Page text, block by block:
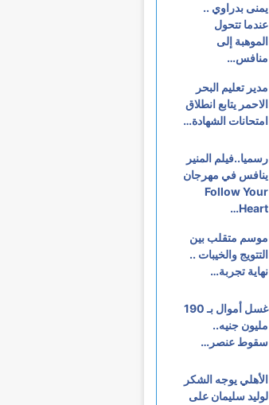
يمنى بدراوي ..
عندما تتحول
الموهبة إلى
منافس…
مدير تعليم البحر
الاحمر يتابع انطلاق
امتحانات الشهادة…
رسميا..فيلم المنير
ينافس في مهرجان
Follow Your
Heart…
موسم متقلب بين
التتويج والخيبات ..
نهاية تجربة…
غسل أموال بـ 190
مليون جنيه..
سقوط عنصر…
الأهلي يوجه الشكر
لوليد سليمان على